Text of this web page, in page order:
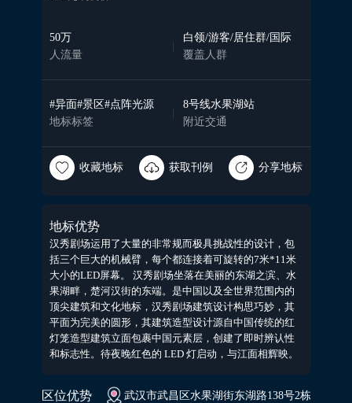
50万
人流量
白领/游客/居住群/国际
覆盖人群
#异面#景区#点阵光源
地标标签
8号线水果湖站
附近交通
收藏地标 获取刊例 分享地标
地标优势
汉秀剧场运用了大量的非常规而极具挑战性的设计，包
括三个巨大的机械臂，每个都连接着可旋转的7米*11米
大小的LED屏幕。 汉秀剧场坐落在美丽的东湖之滨、水
果湖畔，楚河汉街的东端。是中国以及全世界范围内的
顶尖建筑和文化地标，汉秀剧场建筑设计构思巧妙，其
平面为完美的圆形，其建筑造型设计源自中国传统的红
灯笼造型建筑立面包裹中国元素层，创建了即时辨认性
和标志性。待夜晚红色的 LED 灯启动，与江面相辉映。
区位优势 武汉市武昌区水果湖街东湖路138号2栋